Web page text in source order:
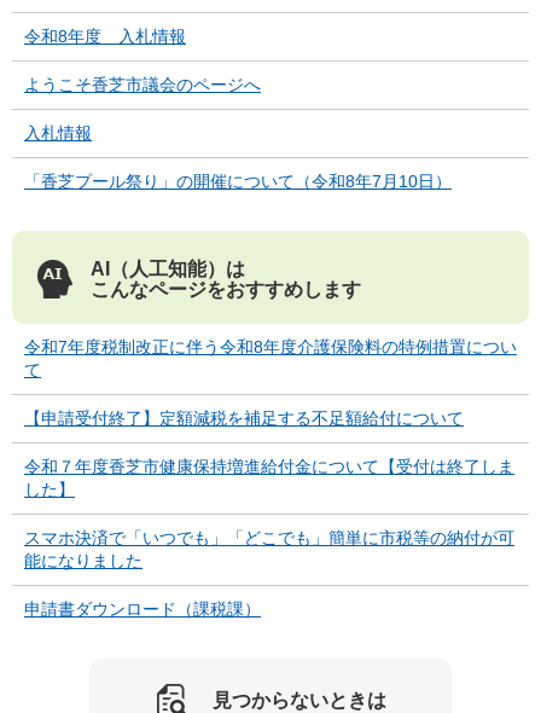
令和8年度 入札情報
ようこそ香芝市議会のページへ
入札情報
「香芝プール祭り」の開催について（令和8年7月10日）
AI（人工知能）は
こんなページをおすすめします
令和7年度税制改正に伴う令和8年度介護保険料の特例措置につい
て
【申請受付終了】定額減税を補足する不足額給付について
令和７年度香芝市健康保持増進給付金について【受付は終了しま
した】
スマホ決済で「いつでも」「どこでも」簡単に市税等の納付が可
能になりました
申請書ダウンロード（課税課）
見つからないときは